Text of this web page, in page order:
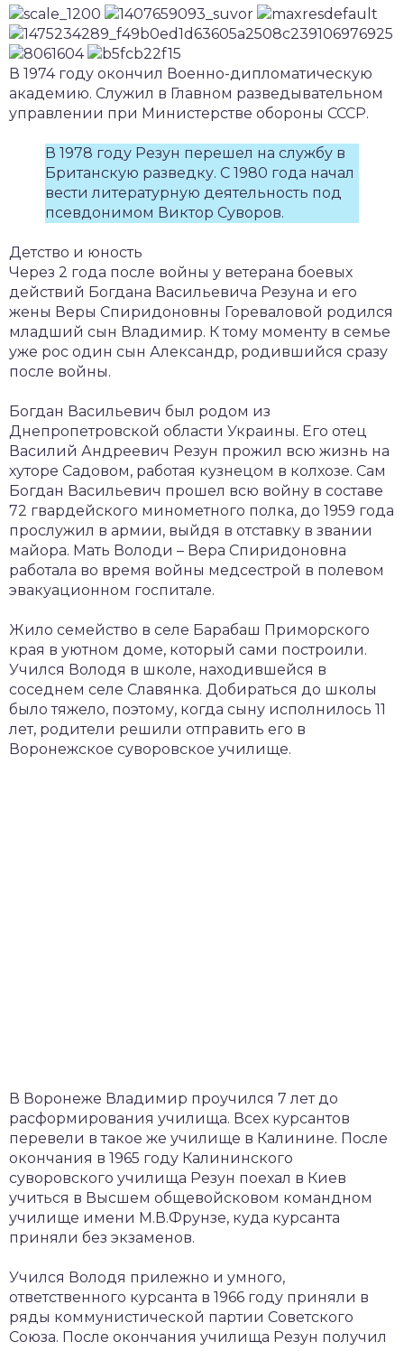
В 1974 году окончил Военно-дипломатическую
академию. Служил в Главном разведывательном
управлении при Министерстве обороны СССР.
В 1978 году Резун перешел на службу в
Британскую разведку. С 1980 года начал
вести литературную деятельность под
псевдонимом Виктор Суворов.
Детство и юность
Через 2 года после войны у ветерана боевых
действий Богдана Васильевича Резуна и его
жены Веры Спиридоновны Гореваловой родился
младший сын Владимир. К тому моменту в семье
уже рос один сын Александр, родившийся сразу
после войны.
Богдан Васильевич был родом из
Днепропетровской области Украины. Его отец
Василий Андреевич Резун прожил всю жизнь на
хуторе Садовом, работая кузнецом в колхозе. Сам
Богдан Васильевич прошел всю войну в составе
72 гвардейского минометного полка, до 1959 года
прослужил в армии, выйдя в отставку в звании
майора. Мать Володи – Вера Спиридоновна
работала во время войны медсестрой в полевом
эвакуационном госпитале.
Жило семейство в селе Барабаш Приморского
края в уютном доме, который сами построили.
Учился Володя в школе, находившейся в
соседнем селе Славянка. Добираться до школы
было тяжело, поэтому, когда сыну исполнилось 11
лет, родители решили отправить его в
Воронежское суворовское училище.
В Воронеже Владимир проучился 7 лет до
расформирования училища. Всех курсантов
перевели в такое же училище в Калинине. После
окончания в 1965 году Калининского
суворовского училища Резун поехал в Киев
учиться в Высшем общевойсковом командном
училище имени М.В.Фрунзе, куда курсанта
приняли без экзаменов.
Учился Володя прилежно и умного,
ответственного курсанта в 1966 году приняли в
ряды коммунистической партии Советского
Союза. После окончания училища Резун получил